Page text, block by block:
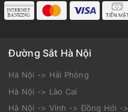
Đường Sắt Hà Nội
Hà Nội -> Hải Phòng
Hà Nội -> Lào Cai
Hà Nội -> Vinh -> Đồng Hới ->